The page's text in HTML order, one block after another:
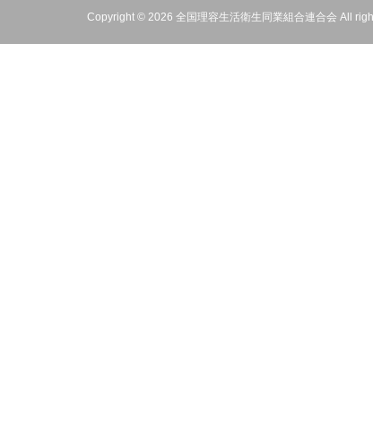
Copyright © 2026 全国理容生活衛生同業組合連合会 All